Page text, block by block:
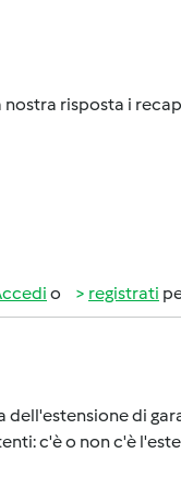
risposta i
o registrati
di
c'è o non c'è